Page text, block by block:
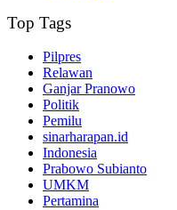
Top Tags
Pilpres
Relawan
Ganjar Pranowo
Politik
Pemilu
sinarharapan.id
Indonesia
Prabowo Subianto
UMKM
Pertamina